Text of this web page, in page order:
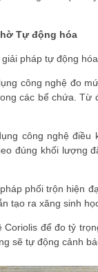
Tự động hóa
pháp tự động
công nghệ đo
các bể chứa.
công nghệ
đúng khối lượng
phối trộn hiện
tạo ra xăng sinh
để đo tỷ
sẽ tự động cảnh